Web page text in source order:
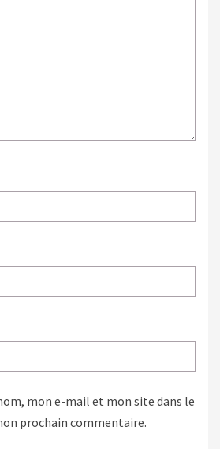
mon e-mail et mon site dans le
prochain commentaire.